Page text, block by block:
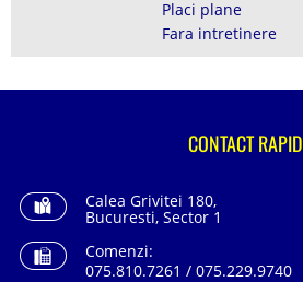
Placi plane
Fara intretinere
CONTACT RAPID
Calea Grivitei 180,
Bucuresti, Sector 1
Comenzi:
075.810.7261 / 075.229.9740